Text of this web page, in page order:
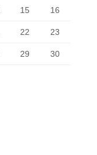
15 16
22 23
29 30